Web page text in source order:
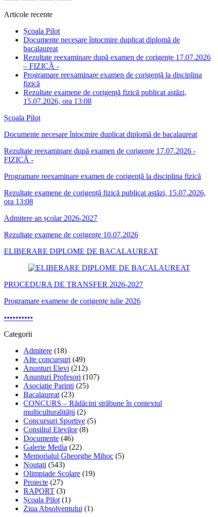
Articole recente
Școala Pilot
Documente necesare întocmire duplicat diplomă de
bacalaureat
Rezultate reexaminare după examen de corigențe 17.07.2026
– FIZICĂ -
Programare reexaminare examen de corigență la disciplina
fizică
Rezultate examene de corigență fizică publicat astăzi,
15.07.2026, ora 13:08
Școala Pilot
Documente necesare întocmire duplicat diplomă de bacalaureat
Rezultate reexaminare după examen de corigențe 17.07.2026 -
FIZICĂ -
Programare reexaminare examen de corigență la disciplina fizică
Rezultate examene de corigență fizică publicat astăzi, 15.07.2026,
ora 13:08
Admitere an școlar 2026-2027
Rezultate examene de corigențe 10.07.2026
ELIBERARE DIPLOME DE BACALAUREAT
PROCEDURA DE TRANSFER 2026-2027
Programare examene de corigențe iulie 2026
••••••••••
Categorii
Admitere (18)
Alte concursuri (49)
Anunturi Elevi (212)
Anunturi Profesori (107)
Asociatie Parinti (25)
Bacalaureat (23)
CONCURS – Rădăcini străbune în contextul
multiculturalității (2)
Concursuri Sportive (5)
Consiliul Elevilor(8)
Documente (46)
Galerie Media (22)
Memorialul Gheorghe Mihoc (5)
Noutati (543)
Olimpiade Scolare (19)
Proiecte (27)
RAPORT (3)
Școala Pilot (1)
Ziua Absolventului (1)